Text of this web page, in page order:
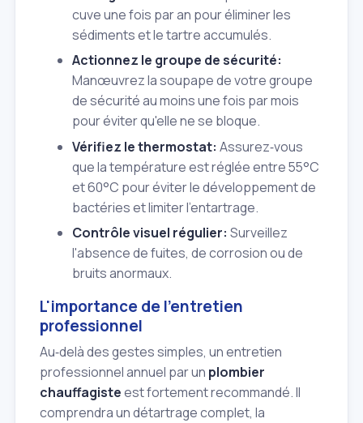
cuve une fois par an pour éliminer les
sédiments et le tartre accumulés.
Actionnez le groupe de sécurité:
Manœuvrez la soupape de votre groupe
de sécurité au moins une fois par mois
pour éviter qu'elle ne se bloque.
Vérifiez le thermostat: Assurez‑vous
que la température est réglée entre 55°C
et 60°C pour éviter le développement de
bactéries et limiter l'entartrage.
Contrôle visuel régulier: Surveillez
l'absence de fuites, de corrosion ou de
bruits anormaux.
L'importance de l'entretien
professionnel
Au‑delà des gestes simples, un entretien
professionnel annuel par un plombier
chauffagisteest fortement recommandé. Il
comprendra un détartrage complet, la